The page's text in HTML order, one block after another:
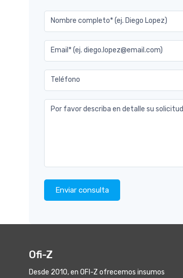
Nombre completo* (ej. Diego Lopez)
Email* (ej. diego.lopez@email.com)
Teléfono
Por favor describa en detalle su solicitud
Enviar consulta
Ofi-Z
Desde 2010, en OFI-Z ofrecemos insumos